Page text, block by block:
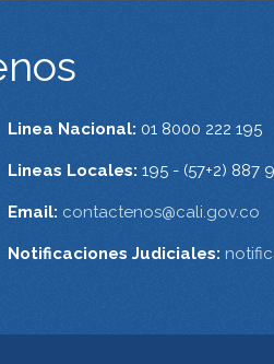
Linea Nacional: 01 8000 222 195
Lineas Locales: 195 - (57+2) 887
Email: contactenos@cali.gov.co
Notificaciones Judiciales: